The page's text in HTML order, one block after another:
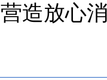
营造放心